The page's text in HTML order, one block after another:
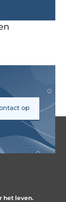
op
het leven.